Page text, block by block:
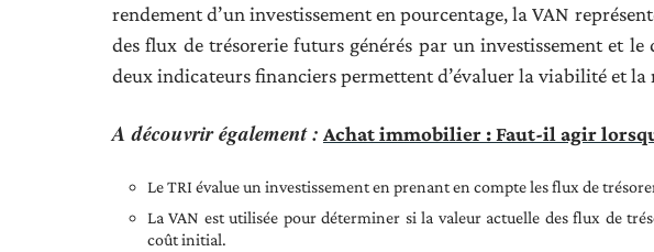
rendement d’un investissement en pourcentage, la VAN
des flux de trésorerie futurs générés par un investissement et
deux indicateurs financiers permettent d’évaluer la viabilité et
A découvrir également : Achat immobilier : Faut-il agir
Le TRI évalue un investissement en prenant en compte les flux de
La VAN est utilisée pour déterminer si la valeur actuelle des flux de
coût initial.